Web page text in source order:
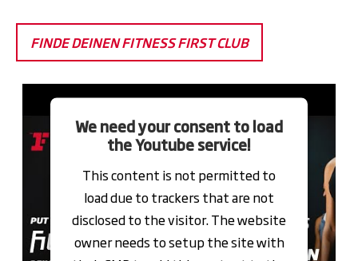
FINDE DEINEN FITNESS FIRST CLUB
Video
Player
We need your consent to load
the Youtube service!
This content is not permitted to
load due to trackers that are not
disclosed to the visitor. The website
owner needs to setup the site with